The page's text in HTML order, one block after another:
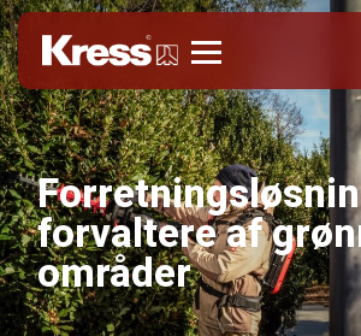
forvaltere af
områder